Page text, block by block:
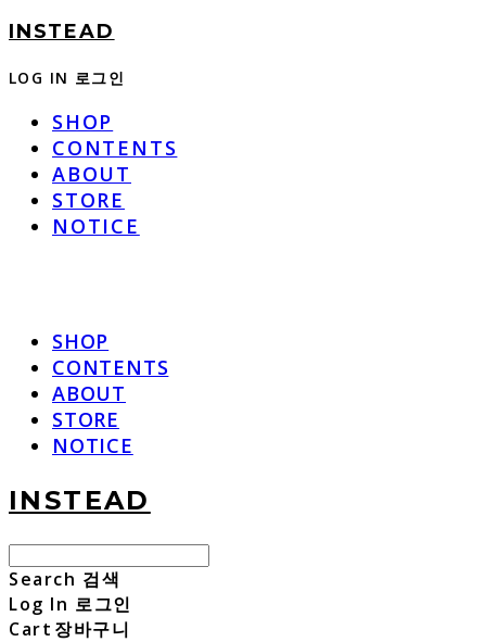
INSTEAD
LOG IN 로그인
SHOP
CONTENTS
ABOUT
STORE
NOTICE
SHOP
CONTENTS
ABOUT
STORE
NOTICE
INSTEAD
Search 검색
Log In 로그인
Cart 장바구니